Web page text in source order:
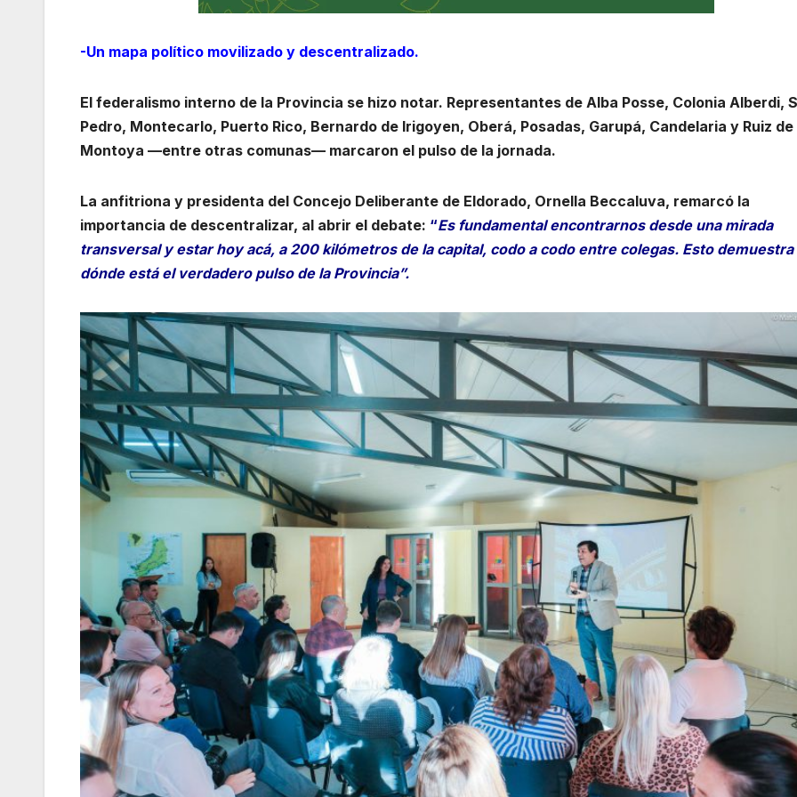
-Un mapa político movilizado y descentralizado.
El federalismo interno de la Provincia se hizo notar. Representantes de Alba Posse, Colonia Alberdi,
Pedro, Montecarlo, Puerto Rico, Bernardo de Irigoyen, Oberá, Posadas, Garupá, Candelaria y Ruiz de
Montoya —entre otras comunas— marcaron el pulso de la jornada.
La anfitriona y presidenta del Concejo Deliberante de Eldorado, Ornella Beccaluva, remarcó la
importancia de descentralizar, al abrir el debate: “Es fundamental encontrarnos desde una mirada
transversal y estar hoy acá, a 200 kilómetros de la capital, codo a codo entre colegas. Esto demuestra
dónde está el verdadero pulso de la Provincia”.